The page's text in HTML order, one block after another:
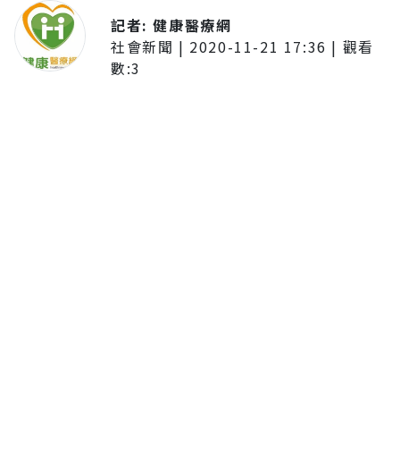
記者:健康醫療網
社會新聞 | 2020-11-21 17:36 | 觀看
數:3